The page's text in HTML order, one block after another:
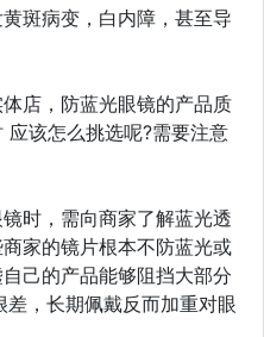
斑病变，白内障，甚至导
店，防蓝光眼镜的产品质
该怎么挑选呢?需要注意
时，需向商家了解蓝光透
家的镜片根本不防蓝光或
己的产品能够阻挡大部分
，长期佩戴反而加重对眼